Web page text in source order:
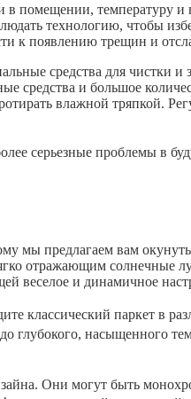
помещении, температуру
технологию, чтобы
к появлению трещин и
средства для чистки
средства и большое
влажной тряпкой.
серьезные проблемы в
мы предлагаем вам
отражающим солнечные
веселое и динамичное
классический паркет в
глубокого, насыщенного
Они могут быть